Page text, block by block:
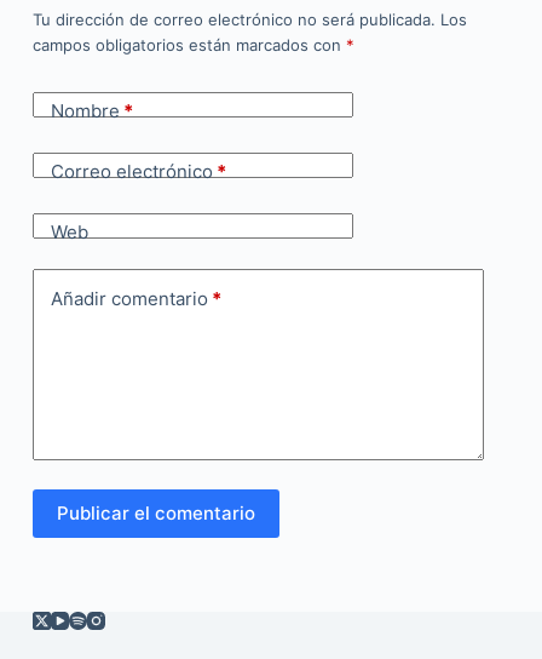
Tu dirección de correo electrónico no será publicada. Los
campos obligatorios están marcados con *
Nombre*
Correo electrónico*
Web
Añadir comentario *
Publicar el comentario